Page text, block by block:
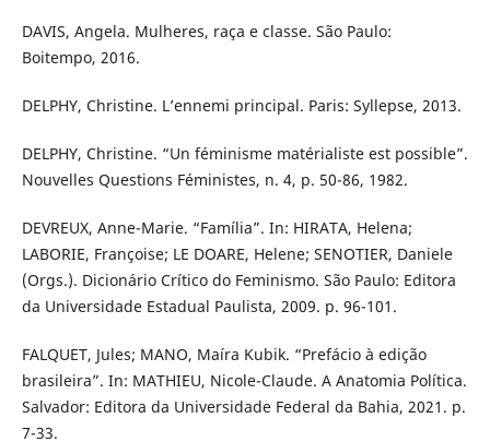
DAVIS, Angela. Mulheres, raça e classe. São Paulo:
Boitempo, 2016.
DELPHY, Christine. L’ennemi principal. Paris: Syllepse, 2013.
DELPHY, Christine. “Un féminisme matérialiste est possible”.
Nouvelles Questions Féministes, n. 4, p. 50-86, 1982.
DEVREUX, Anne-Marie. “Família”. In: HIRATA, Helena;
LABORIE, Françoise; LE DOARE, Helene; SENOTIER, Daniele
(Orgs.). Dicionário Crítico do Feminismo. São Paulo: Editora
da Universidade Estadual Paulista, 2009. p. 96-101.
FALQUET, Jules; MANO, Maíra Kubik. “Prefácio à edição
brasileira”. In: MATHIEU, Nicole-Claude. A Anatomia Política.
Salvador: Editora da Universidade Federal da Bahia, 2021. p.
7-33.